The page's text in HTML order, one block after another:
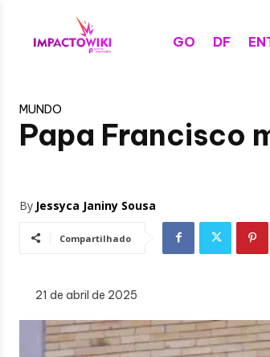
GO DF
MUNDO
Papa Francisco
By Jessyca Janiny Sousa
Compartilhado
21 de abril de 2025